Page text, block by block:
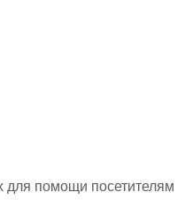
для помощи посетителям